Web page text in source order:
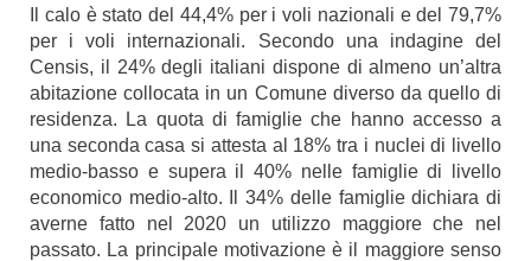
Il calo è stato del 44,4% per i voli nazionali e del 79,7%
per i voli internazionali. Secondo una indagine del
Censis, il 24% degli italiani dispone di almeno un’altra
abitazione collocata in un Comune diverso da quello di
residenza. La quota di famiglie che hanno accesso a
una seconda casa si attesta al 18% tra i nuclei di livello
medio-basso e supera il 40% nelle famiglie di livello
economico medio-alto. Il 34% delle famiglie dichiara di
averne fatto nel 2020 un utilizzo maggiore che nel
passato. La principale motivazione è il maggiore senso